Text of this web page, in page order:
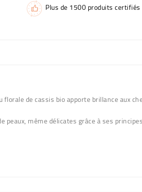
Plus de 1500 produits
de cassis bio apporte brillance aux
même délicates grâce à ses